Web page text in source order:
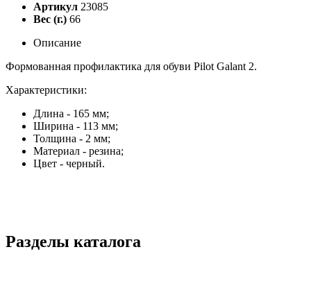
Артикул 23085
Вес (г.) 66
Описание
Формованная профилактика для обуви Pilot Galant 2.
Характеристики:
Длина - 165 мм;
Ширина - 113 мм;
Толщина - 2 мм;
Материал - резина;
Цвет - черный.
Разделы каталога